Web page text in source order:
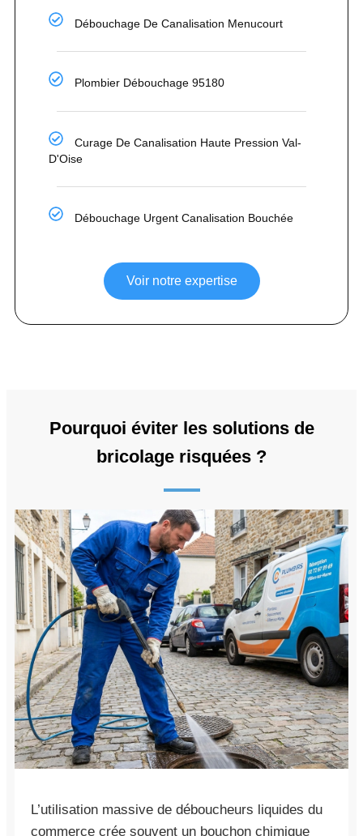
Débouchage De Canalisation Menucourt
Plombier Débouchage 95180
Curage De Canalisation Haute Pression Val-
D'Oise
Débouchage Urgent Canalisation Bouchée
Voir notre expertise
Pourquoi éviter les solutions de
bricolage risquées ?
L’utilisation massive de déboucheurs liquides du
commerce crée souvent un bouchon chimique